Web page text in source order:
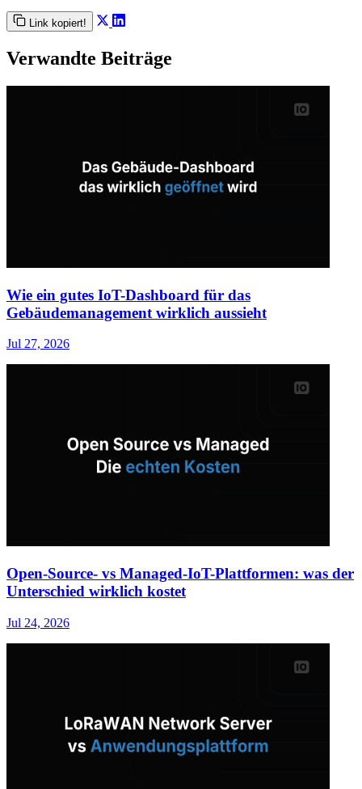
Link kopiert!
Verwandte Beiträge
Wie ein gutes IoT-Dashboard für das
Gebäudemanagement wirklich aussieht
Jul 27, 2026
Open-Source- vs Managed-IoT-Plattformen: was der
Unterschied wirklich kostet
Jul 24, 2026